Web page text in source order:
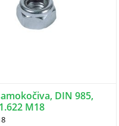
DIN 985,
M18